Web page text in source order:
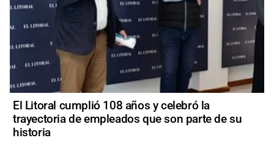
El Litoral cumplió 108 años y celebró la
trayectoria de empleados que son parte de su
historia